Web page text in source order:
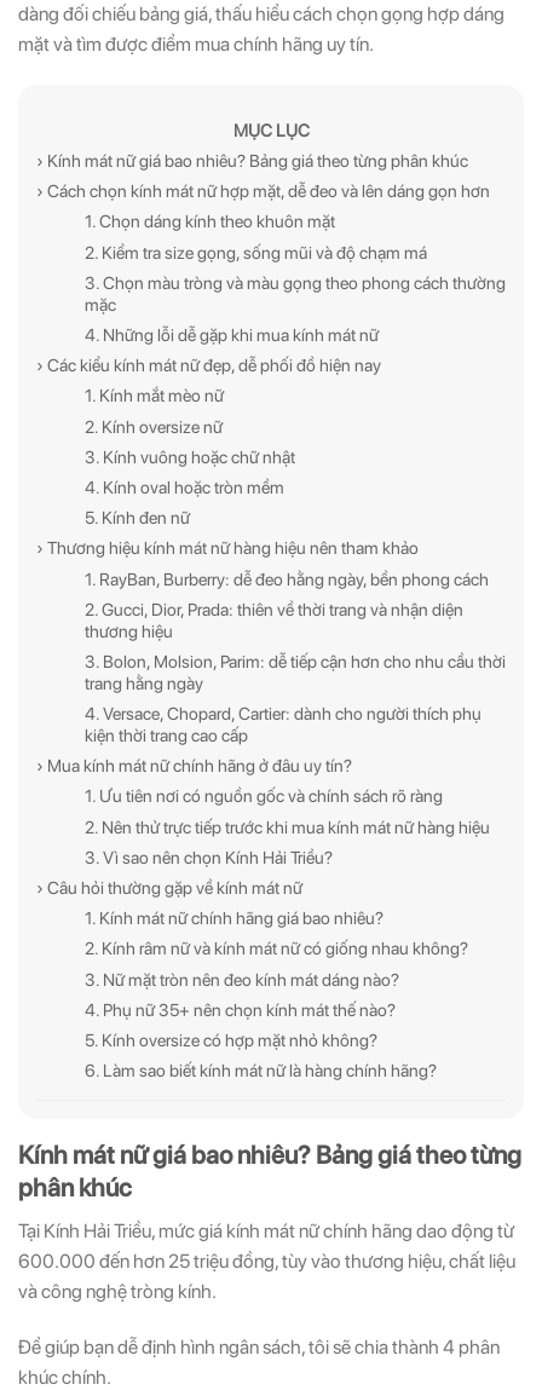
dàng đối chiếu bảng giá, thấu hiểu cách chọn gọng hợp dáng
mặt và tìm được điểm mua chính hãng uy tín.
MỤC LỤC
› Kính mát nữ giá bao nhiêu? Bảng giá theo từng phân khúc
› Cách chọn kính mát nữ hợp mặt, dễ đeo và lên dáng gọn hơn
1. Chọn dáng kính theo khuôn mặt
2. Kiểm tra size gọng, sống mũi và độ chạm má
3. Chọn màu tròng và màu gọng theo phong cách thường
mặc
4. Những lỗi dễ gặp khi mua kính mát nữ
› Các kiểu kính mát nữ đẹp, dễ phối đồ hiện nay
1. Kính mắt mèo nữ
2. Kính oversize nữ
3. Kính vuông hoặc chữ nhật
4. Kính oval hoặc tròn mềm
5. Kính đen nữ
› Thương hiệu kính mát nữ hàng hiệu nên tham khảo
1. RayBan, Burberry: dễ đeo hằng ngày, bền phong cách
2. Gucci, Dior, Prada: thiên về thời trang và nhận diện
thương hiệu
3. Bolon, Molsion, Parim: dễ tiếp cận hơn cho nhu cầu thời
trang hằng ngày
4. Versace, Chopard, Cartier: dành cho người thích phụ
kiện thời trang cao cấp
› Mua kính mát nữ chính hãng ở đâu uy tín?
1. Ưu tiên nơi có nguồn gốc và chính sách rõ ràng
2. Nên thử trực tiếp trước khi mua kính mát nữ hàng hiệu
3. Vì sao nên chọn Kính Hải Triều?
› Câu hỏi thường gặp về kính mát nữ
1. Kính mát nữ chính hãng giá bao nhiêu?
2. Kính râm nữ và kính mát nữ có giống nhau không?
3. Nữ mặt tròn nên đeo kính mát dáng nào?
4. Phụ nữ 35+ nên chọn kính mát thế nào?
5. Kính oversize có hợp mặt nhỏ không?
6. Làm sao biết kính mát nữ là hàng chính hãng?
Kính mát nữ giá bao nhiêu? Bảng giá theo từng
phân khúc
Tại Kính Hải Triều, mức giá kính mát nữ chính hãng dao động từ
600.000 đến hơn 25 triệu đồng, tùy vào thương hiệu, chất liệu
và công nghệ tròng kính.
Để giúp bạn dễ định hình ngân sách, tôi sẽ chia thành 4 phân
khúc chính.